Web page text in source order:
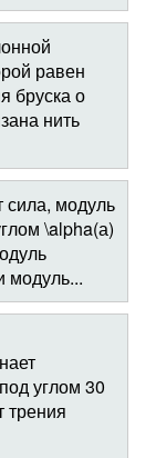
равен
бруска о
нить
сила, модуль
\alpha(а)
модуль...
углом 30
трения